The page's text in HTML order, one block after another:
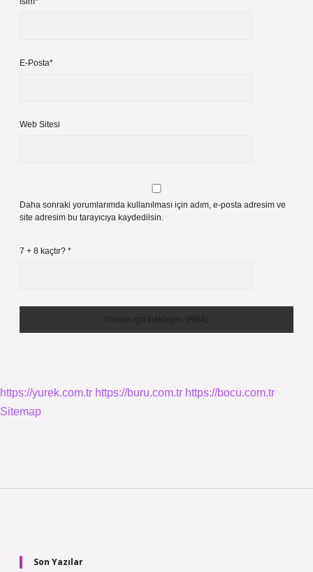
E-Posta*
Web Sitesi
Daha sonraki yorumlarımda kullanılması için adım, e-posta adresim ve
site adresim bu tarayıcıya kaydedilsin.
7 + 8 kaçtır? *
https://yurek.com.tr https://buru.com.tr https://bocu.com.tr
Sitemap
Son Yazılar